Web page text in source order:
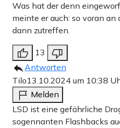
Was hat der denn
meinte er auch: so voran an
dann zutreffen.
13
Antworten
Tilo13.10.2024 um 10:38
Melden
LSD ist eine gefährliche
sogennanten Flashbacks